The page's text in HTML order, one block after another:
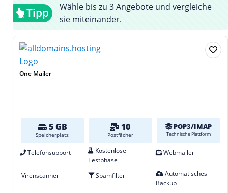
Tipp
Wähle bis zu 3 Angebote und vergleiche
sie miteinander.
One Mailer
5 GB
Speicherplatz
10
Postfächer
POP3/IMAP
Technische Plattform
Telefonsupport
Kostenlose
Testphase
Webmailer
Virenscanner Spamfilter
Automatisches
Backup